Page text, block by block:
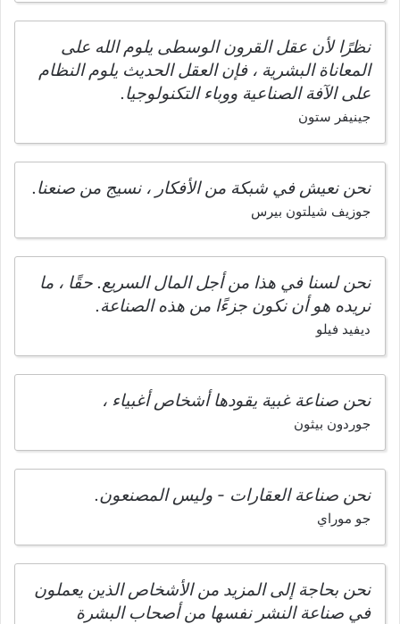
نظرًا لأن عقل القرون الوسطى يلوم الله على
المعاناة البشرية ، فإن العقل الحديث يلوم النظام
على الآفة الصناعية ووباء التكنولوجيا.
جينيفر ستون
نحن نعيش في شبكة من الأفكار ، نسيج من صنعنا.
جوزيف شيلتون بيرس
نحن لسنا في هذا من أجل المال السريع. حقًا ، ما
نريده هو أن نكون جزءًا من هذه الصناعة.
ديفيد فيلو
نحن صناعة غبية يقودها أشخاص أغبياء ،
جوردون بيثون
نحن صناعة العقارات - وليس المصنعون.
جو موراي
نحن بحاجة إلى المزيد من الأشخاص الذين يعملون
في صناعة النشر نفسها من أصحاب البشرة